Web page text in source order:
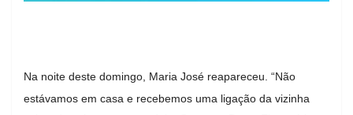
Na noite deste domingo, Maria José reapareceu. “Não
estávamos em casa e recebemos uma ligação da vizinha